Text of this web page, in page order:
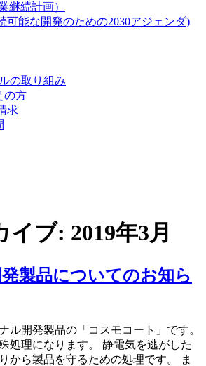
継続計画）
可能な開発のための2030アジェンダ)
の取り組み
の方
求
イブ: 2019年3月
製品についてのお知ら
ル開発製品の「コスモコート」です。
処理になります。 静電気を逃がした
から製品を守るための処理です。 ま